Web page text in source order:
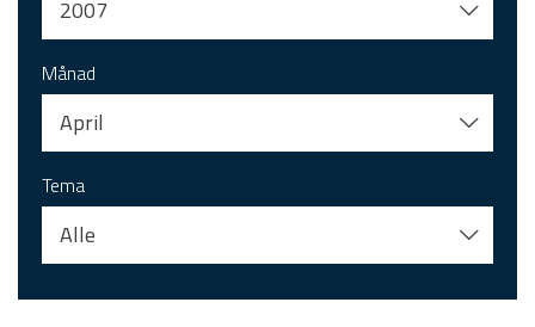
2007
Månad
April
Tema
Alle